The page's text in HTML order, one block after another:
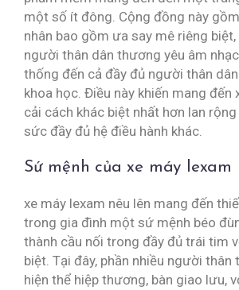
một số ít đông. Cộng đồng này
nhân bao gồm ưa say mê riêng
người thân dân thương yêu âm
thống đến cả đầy đủ người thân
khoa học. Điều này khiến mang đến
cải cách khác biệt nhất hơn lan
sức đầy đủ hệ điều hành khác.
Sứ mệnh của xe máy lexam
xe máy lexam nêu lên mang đến
trong gia đình một sứ mệnh béo
thành cầu nối trong đầy đủ trái tim
biệt. Tại đây, phần nhiều người thân
hiện thể hiệp thương, bàn giao lưu,